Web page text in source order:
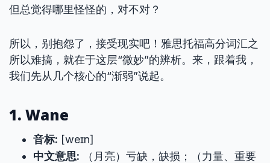
但总觉得哪里怪怪的，对不对？
所以，别抱怨了，接受现实吧！雅思托福高分词汇之
所以难搞，就在于这层“微妙”的辨析。来，跟着我，
我们先从几个核心的“渐弱”说起。
1. Wane
音标: [weɪn]
中文意思: （月亮）亏缺，缺损；（力量、重要